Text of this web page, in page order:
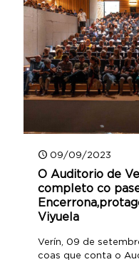
09/09/2023
O Auditorio de
completo co
Viyuela
Verín, 09 de
coas que conta o